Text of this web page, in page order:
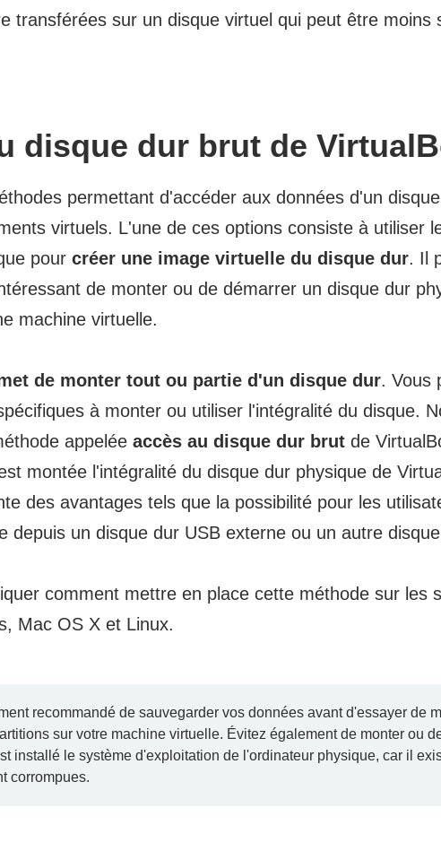
transférées sur un disque virtuel qui peut être moins
disque dur brut de
permettant d'accéder aux données d'un
virtuels. L'une de ces options consiste à utiliser
pour créer une image virtuelle du disque dur. Il
de monter ou de démarrer un disque dur
machine virtuelle.
de monter tout ou partie d'un disque dur. Vous
à monter ou utiliser l'intégralité du disque.
appelée accès au disque dur brutde
montée l'intégralité du disque dur physique de
des avantages tels que la possibilité pour les
depuis un disque dur USB externe ou un autre
comment mettre en place cette méthode sur les
Mac OS X et Linux.
recommandé de sauvegarder vos données avant d'essayer de
sur votre machine virtuelle. Évitez également de monter ou
installé le système d'exploitation de l'ordinateur physique, car il
corrompues.